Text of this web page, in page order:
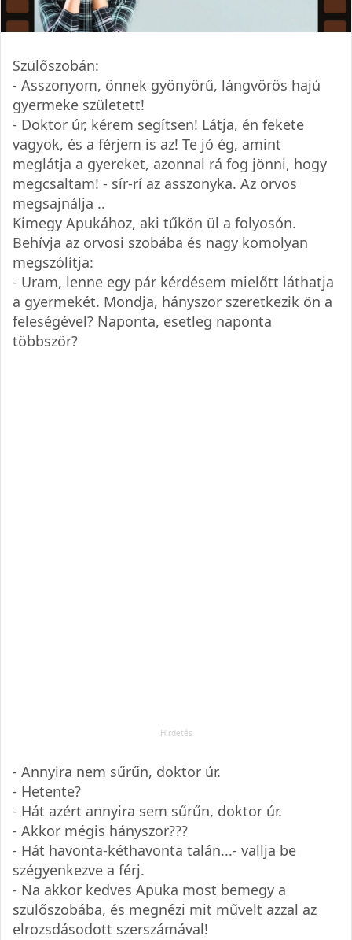
Szülőszobán:
- Asszonyom, önnek gyönyörű, lángvörös hajú
gyermeke született!
- Doktor úr, kérem segítsen! Látja, én fekete
vagyok, és a férjem is az! Te jó ég, amint
meglátja a gyereket, azonnal rá fog jönni, hogy
megcsaltam! - sír-rí az asszonyka. Az orvos
megsajnálja ..
Kimegy Apukához, aki tűkön ül a folyosón.
Behívja az orvosi szobába és nagy komolyan
megszólítja:
- Uram, lenne egy pár kérdésem mielőtt láthatja
a gyermekét. Mondja, hányszor szeretkezik ön a
feleségével? Naponta, esetleg naponta
többször?
- Annyira nem sűrűn, doktor úr.
- Hetente?
- Hát azért annyira sem sűrűn, doktor úr.
- Akkor mégis hányszor???
- Hát havonta-kéthavonta talán...- vallja be
szégyenkezve a férj.
- Na akkor kedves Apuka most bemegy a
szülőszobába, és megnézi mit művelt azzal az
elrozsdásodott szerszámával!